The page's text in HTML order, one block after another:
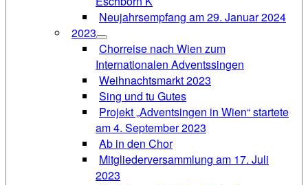
Neujahrsempfang am 29. Januar 2024
2023
Chorreise nach Wien zum
Internationalen Adventssingen
Weihnachtsmarkt 2023
Sing und tu Gutes
Projekt „Adventsingen in Wien“ startete
am 4. September 2023
Ab in den Chor
Mitgliederversammlung am 17. Juli
2023